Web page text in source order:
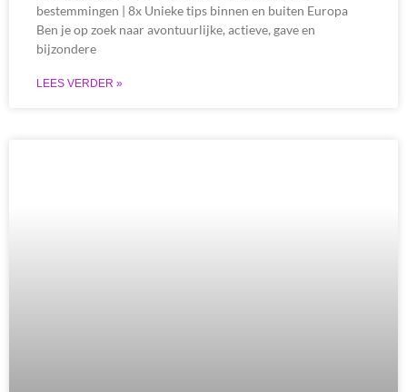
bestemmingen | 8x Unieke tips binnen en buiten Europa
Ben je op zoek naar avontuurlijke, actieve, gave en
bijzondere
LEES VERDER »